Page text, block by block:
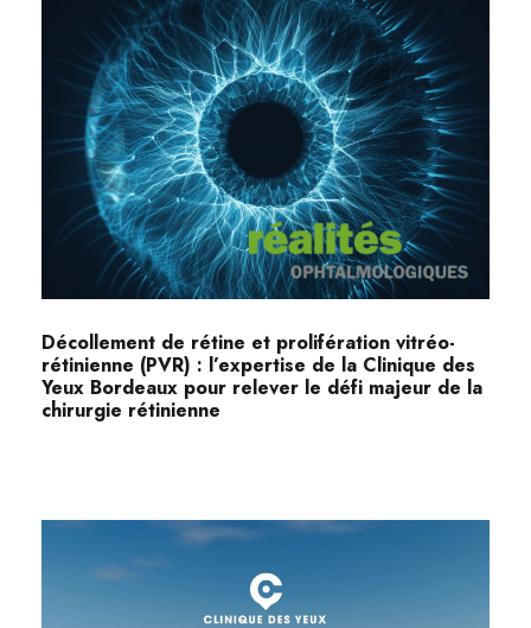
Décollement de rétine et prolifération vitréo-
rétinienne (PVR) : l’expertise de la Clinique des
Yeux Bordeaux pour relever le défi majeur de la
chirurgie rétinienne